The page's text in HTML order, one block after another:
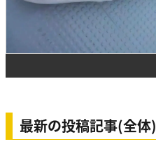
最新の投稿記事(全体)